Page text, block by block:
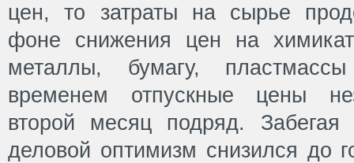
цен, то затраты на сырье
фоне снижения цен на
металлы, бумагу,
временем отпускные цены
второй месяц подряд.
деловой оптимизм снизился до